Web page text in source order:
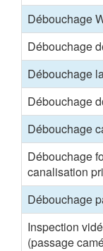
Débouchage
Débouchage
Débouchage
Débouchage
Débouchage
Débouchage
canalisation
Débouchage
Inspection
(passage